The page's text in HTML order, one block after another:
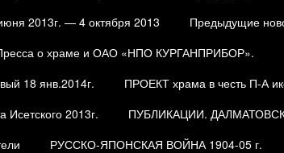
2013г. — 4 октября 2013
Предыдущие
о храме и ОАО «НПО КУРГАНПРИБОР».
18 янв.2014г.
ПРОЕКТ храма в честь П-А
2013г.
ПУБЛИКАЦИИ.
РУССКО-ЯПОНСКАЯ ВОЙНА 1904-05 г.